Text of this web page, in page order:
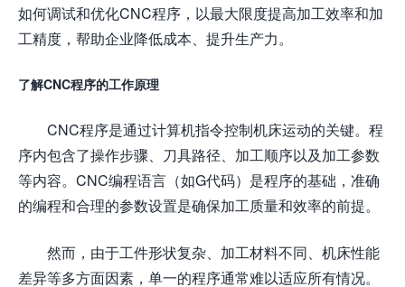
如何调试和优化CNC程序，以最大限度提高加工效率和加
工精度，帮助企业降低成本、提升生产力。
了解CNC程序的工作原理
CNC程序是通过计算机指令控制机床运动的关键。程
序内包含了操作步骤、刀具路径、加工顺序以及加工参数
等内容。CNC编程语言（如G代码）是程序的基础，准确
的编程和合理的参数设置是确保加工质量和效率的前提。
然而，由于工件形状复杂、加工材料不同、机床性能
差异等多方面因素，单一的程序通常难以适应所有情况。